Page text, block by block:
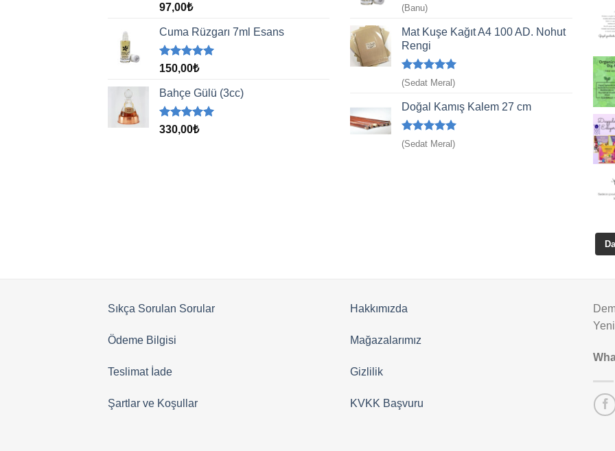
5 üzerinden
aldı
97,00₺
Cuma Rüzgarı 7ml Esans
5 üzerinden
aldı
150,00₺
Bahçe Gülü (3cc)
5 üzerinden
330,00₺
5
üzerinden
4oy aldı
(Banu)
Mat Kuşe Kağıt A4 100 AD. Nohut
Rengi
5 üzerinden
5
(Sedat Meral)
Doğal Kamış Kalem 27 cm
5 üzerinden
5
(Sedat Meral)
Sıkça Sorulan Sorular
Ödeme Bilgisi
Teslimat İade
Şartlar ve Koşullar
Hakkımızda
Mağazalarımız
Gizlilik
KVKK Başvuru